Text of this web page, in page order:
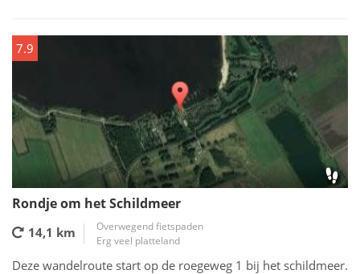
7.9
Rondje om het Schildmeer
14,1 km
Overwegend fietspaden
Erg veel platteland
Deze wandelroute start op de roegeweg 1 bij het schildmeer.